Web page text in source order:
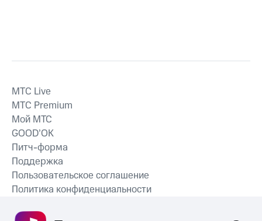
MTС Live
MTС Premium
Мой МТС
GOOD’OK
Питч-форма
Поддержка
Пользовательское соглашение
Политика конфиденциальности